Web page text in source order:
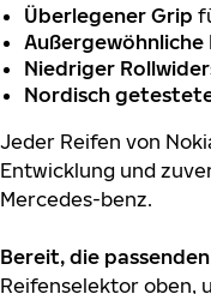
Überlegener Grip
Außergewöhnliche
Niedriger
Nordisch
Jeder Reifen von
Entwicklung und
Mercedes-benz.
Bereit, die
Reifenselektor oben,